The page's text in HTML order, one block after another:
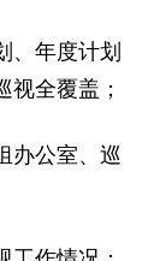
、年度计划
视全覆盖；
办公室、巡